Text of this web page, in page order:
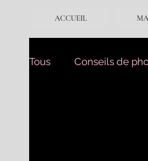
ACCUEIL
Tous Conseils de